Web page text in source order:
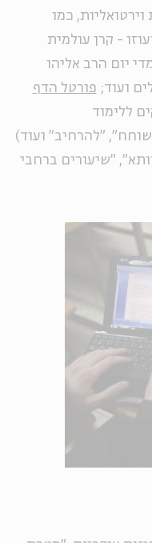
כמו
- קרן עולמית
יום הרב אליהו
ועוד; פורטל הדף
ללימוד
"להרחיב" ועוד)
"שיעורים ברחבי